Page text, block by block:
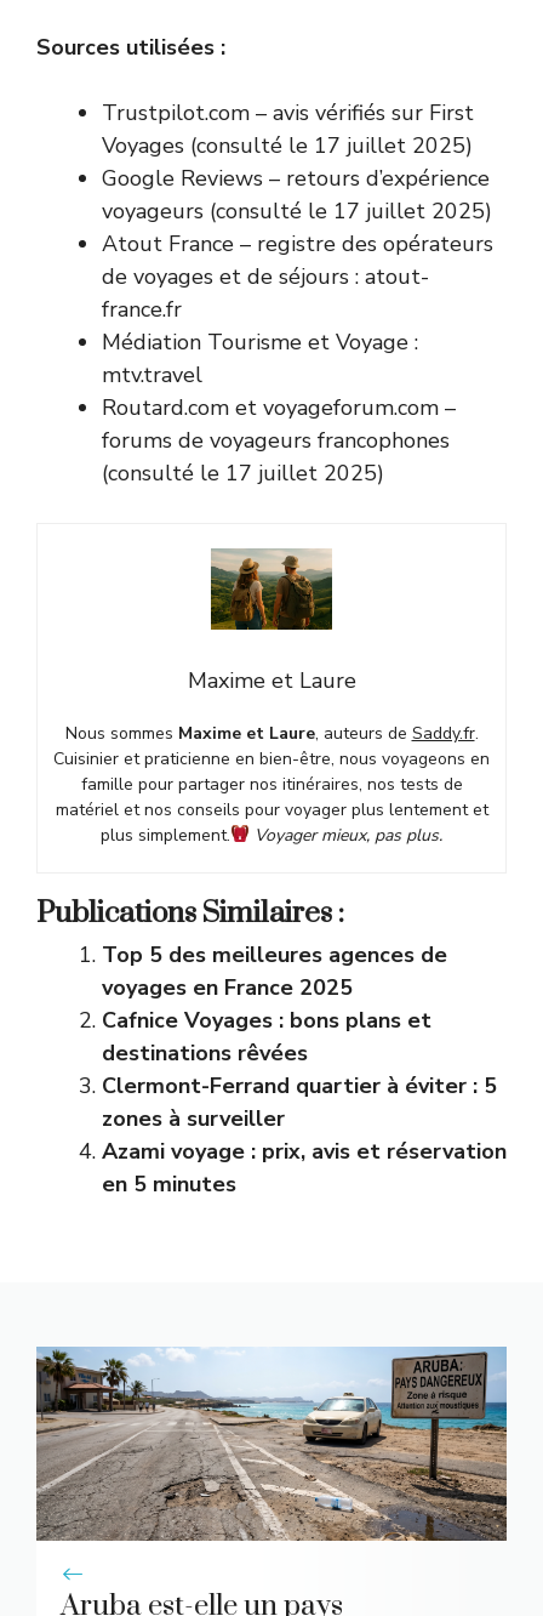
Sources utilisées :
Trustpilot.com – avis vérifiés sur First
Voyages (consulté le 17 juillet 2025)
Google Reviews – retours d’expérience
voyageurs (consulté le 17 juillet 2025)
Atout France – registre des opérateurs
de voyages et de séjours : atout-
france.fr
Médiation Tourisme et Voyage :
mtv.travel
Routard.com et voyageforum.com –
forums de voyageurs francophones
(consulté le 17 juillet 2025)
Maxime et Laure
Nous sommes Maxime et Laure, auteurs de Saddy.fr.
Cuisinier et praticienne en bien-être, nous voyageons en
famille pour partager nos itinéraires, nos tests de
matériel et nos conseils pour voyager plus lentement et
plus simplement.
Voyager mieux, pas plus.
Publications Similaires :
Top 5 des meilleures agences de
voyages en France 2025
Cafnice Voyages : bons plans et
destinations rêvées
Clermont-Ferrand quartier à éviter : 5
zones à surveiller
Azami voyage : prix, avis et réservation
en 5 minutes
Aruba est-elle un pays